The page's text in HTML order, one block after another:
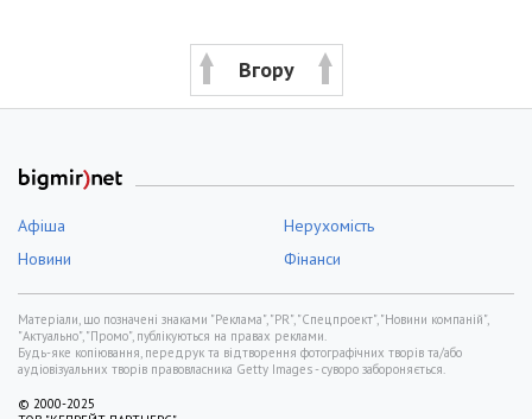
Вгору
Афіша
Нерухомість
Новини
Фінанси
Матеріали, що позначені знаками "Реклама", "PR", "Спецпроект", "Новини компаній",
"Актуально", "Промо", публікуються на правах реклами.
Будь-яке копіювання, передрук та відтворення фотографічних творів та/або
аудіовізуальних творів правовласника Getty Images - суворо забороняється.
© 2000-2025